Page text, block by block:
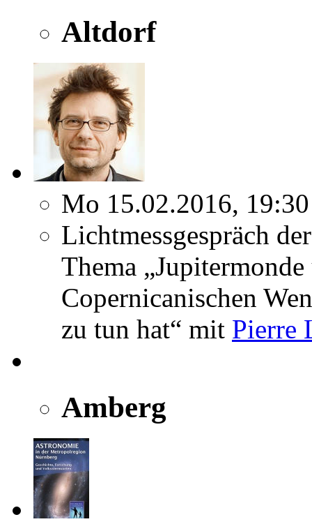
Altdorf
Mo 15.02.2016,
Lichtmessgespräch
Thema
Copernicanischen
zu tun hat“ mit Pierre
Amberg